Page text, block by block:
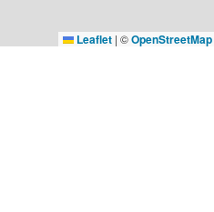
Leaflet | ©OpenStreetMap